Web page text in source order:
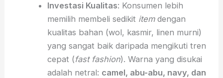
Investasi Kualitas: Konsumen lebih
memilih membeli sedikit itemdengan
kualitas bahan (wol, kasmir, linen murni)
yang sangat baik daripada mengikuti tren
cepat (fast fashion). Warna yang disukai
adalah netral: camel, abu-abu, navy, dan